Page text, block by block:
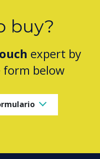
buy?
expert by
below